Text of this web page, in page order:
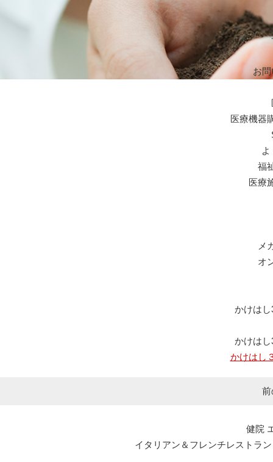
お
医療機器
福
医療
メ
オ
かけは
かけは
かけはし
前
健院
イタリアン＆フレンチレストラ